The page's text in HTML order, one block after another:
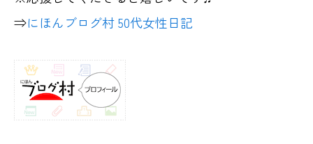
⇒にほんブログ村 50代女性日記